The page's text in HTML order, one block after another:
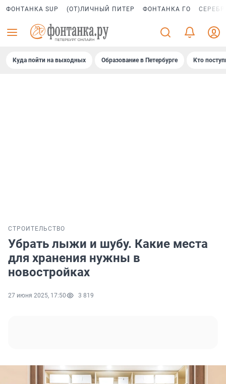
ФОНТАНКА SUP (ОТ)ЛИЧНЫЙ ПИТЕР ФОНТАНКА ГО
Куда пойти на выходных Образование в Петербурге Кто
СТРОИТЕЛЬСТВО
Убрать лыжи и шубу. Какие места
для хранения нужны в
новостройках
27 июня 2025, 17:50 3 819